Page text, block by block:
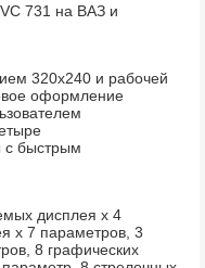
731 на ВАЗ и
320х240 и рабочей
оформление
с быстрым
дисплея х 4
х 7 параметров, 3
8 графических